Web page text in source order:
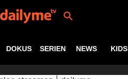
DOKUS SERIEN NEWS KIDS